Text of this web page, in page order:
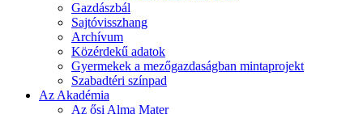
Gazdászbál
Sajtóvisszhang
Archívum
Közérdekű adatok
Gyermekek a mezőgazdaságban mintaprojekt
Szabadtéri színpad
Az Akadémia
Az ősi Alma Mater